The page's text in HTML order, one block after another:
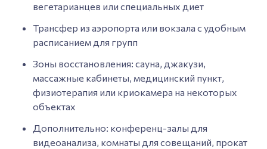
вегетарианцев или специальных диет
Трансфер из аэропорта или вокзала с удобным
расписанием для групп
Зоны восстановления: сауна, джакузи,
массажные кабинеты, медицинский пункт,
физиотерапия или криокамера на некоторых
объектах
Дополнительно: конференц-залы для
видеоанализа, комнаты для совещаний, прокат